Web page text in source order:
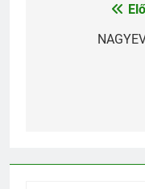
Bejegyzés
navigáció